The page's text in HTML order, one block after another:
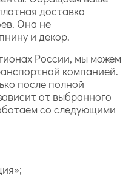
доставка
Она не
и декор.
России, мы можем
компанией.
после полной
от выбранного
со следующими